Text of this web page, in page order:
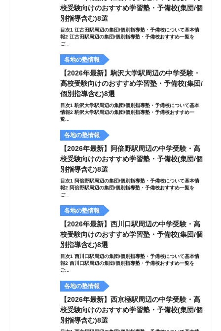
校受験向けのおすすめ学習塾・予備校(集団/個
別指導含む)8選
目次1 江古田駅周辺の集団/個別指導塾・予備校について基本情
報2 江古田駅周辺の集団/個別指導塾・予備校おすすめ一覧を
ご...
各地の塾情報
【2026年最新】駒沢大学駅周辺の中学受験・
高校受験向けのおすすめ学習塾・予備校(集団/
個別指導含む)8選
目次1 駒沢大学駅周辺の集団/個別指導塾・予備校について基本
情報2 駒沢大学駅周辺の集団/個別指導塾・予備校おすすめ一
覧...
各地の塾情報
【2026年最新】阿倍野駅周辺の中学受験・高
校受験向けのおすすめ学習塾・予備校(集団/個
別指導含む)8選
目次1 阿倍野駅周辺の集団/個別指導塾・予備校について基本情
報2 阿倍野駅周辺の集団/個別指導塾・予備校おすすめ一覧を
ご...
各地の塾情報
【2026年最新】西川口駅周辺の中学受験・高
校受験向けのおすすめ学習塾・予備校(集団/個
別指導含む)8選
目次1 西川口駅周辺の集団/個別指導塾・予備校について基本情
報2 西川口駅周辺の集団/個別指導塾・予備校おすすめ一覧を
ご...
各地の塾情報
【2026年最新】西京極駅周辺の中学受験・高
校受験向けのおすすめ学習塾・予備校(集団/個
別指導含む)8選